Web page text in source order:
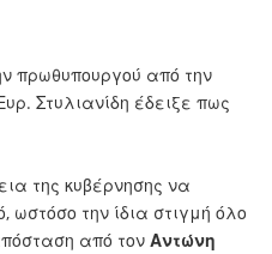
πρωθυπουργού από την
Στυλιανίδη έδειξε πως
της κυβέρνησης να
ωστόσο την ίδια στιγμή όλο
από τον Αντώνη